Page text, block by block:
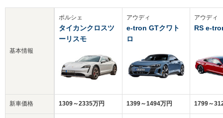
基本情報
新車価格
ポルシェ
タイカンクロスツ
ーリスモ
1309～2335万円
アウディ
e-tron GTクワト
ロ
1399～1494万円
アウディ
RS e-
1799～